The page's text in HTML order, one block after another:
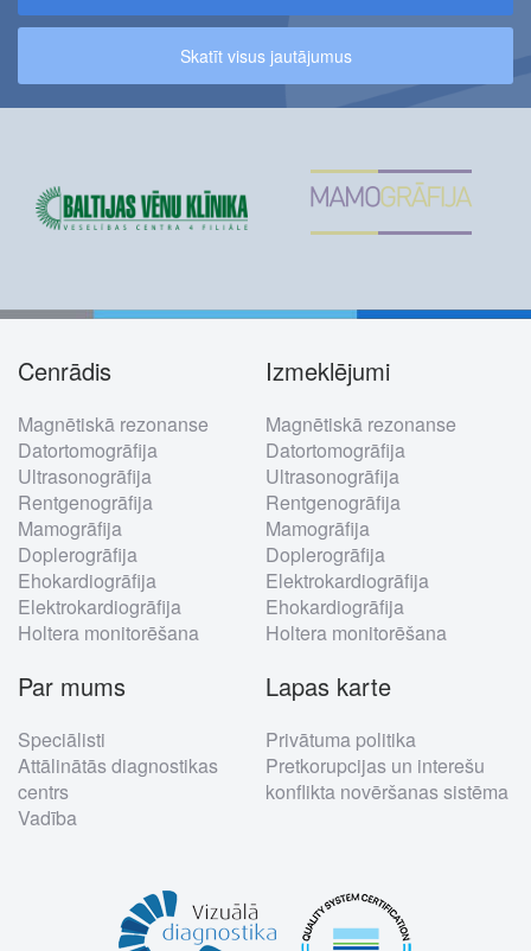
Skatīt visus jautājumus
Footer
menu
Cenrādis
Magnētiskā rezonanse
Datortomogrāfija
Ultrasonogrāfija
Rentgenogrāfija
Mamogrāfija
Doplerogrāfija
Ehokardiogrāfija
Elektrokardiogrāfija
Holtera monitorēšana
Izmeklējumi
Magnētiskā rezonanse
Datortomogrāfija
Ultrasonogrāfija
Rentgenogrāfija
Mamogrāfija
Doplerogrāfija
Elektrokardiogrāfija
Ehokardiogrāfija
Holtera monitorēšana
Par mums
Speciālisti
Attālinātās diagnostikas
centrs
Vadība
Lapas karte
Privātuma politika
Pretkorupcijas un interešu
konflikta novēršanas sistēma